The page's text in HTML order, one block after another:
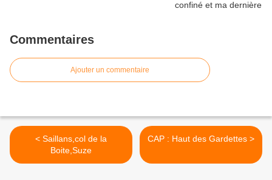
Commentaires
Ajouter un commentaire
< Saillans,col de la
Boite,Suze
CAP : Haut des Gardettes >